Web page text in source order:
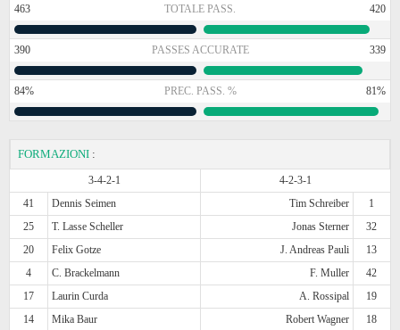
463 TOTALE PASS. 420
390 PASSES ACCURATE 339
84% PREC. PASS. % 81%
FORMAZIONI :
3-4-2-1
4-2-3-1
41
Dennis Seimen Tim Schreiber
1
25
T. Lasse Scheller Jonas Sterner
32
20
Felix Gotze J. Andreas Pauli
13
4
C. Brackelmann F. Muller
42
17
Laurin Curda A. Rossipal
19
14
Mika Baur Robert Wagner
18